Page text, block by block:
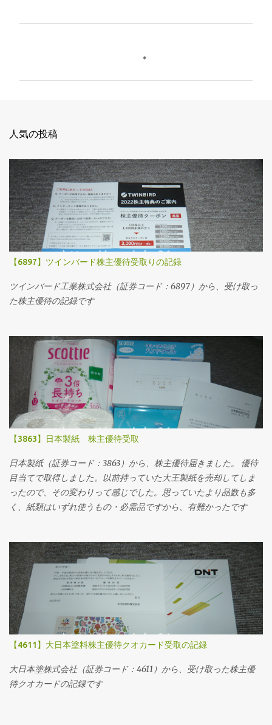
人気の投稿
【6897】ツインバード株主優待受取りの記録
ツインバード工業株式会社（証券コード：6897）から、受け取っ
た株主優待の記録です
【3863】日本製紙 株主優待受取
日本製紙（証券コード：3863）から、株主優待届きました。 優待
目当てで取得しました。以前持っていた大王製紙を売却してしま
ったので、その変わりって感じでした。思っていたより品数も多
く、紙類はいずれ使うもの・必需品ですから、有難かったです
【4611】大日本塗料株主優待クオカード受取の記録
大日本塗株式会社（証券コード：4611）から、受け取った株主優
待クオカードの記録です